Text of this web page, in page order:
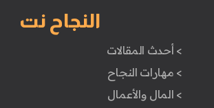
النجاح نت
> أحدث المقالات
> مهارات النجاح
> المال والأعمال